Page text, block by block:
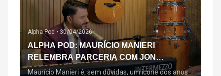
Alpha Pod • 30/04/2026
ALPHA POD: MAURÍCIO MANIERI
RELEMBRA PARCERIA COM JON
SECADA, ORIGEM DE "BEM QUERER" E
Maurício Manieri é, sem dúvidas, um ícone dos anos